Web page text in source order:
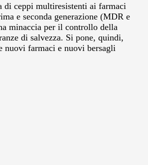
di ceppi multiresistenti ai farmaci
e seconda generazione (MDR e
minaccia per il controllo della
di salvezza. Si pone, quindi,
nuovi farmaci e nuovi bersagli